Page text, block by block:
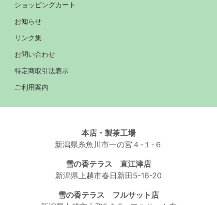
ショッピングカート
お知らせ
リンク集
お問い合わせ
特定商取引法表示
ご利用案内
本店・製茶工場
新潟県糸魚川市一の宮４-１-６
雪の香テラス 直江津店
新潟県上越市春日新田5-16-20
雪の香テラス フルサット店